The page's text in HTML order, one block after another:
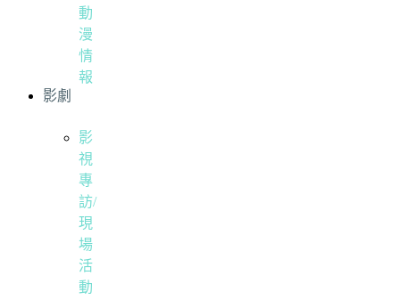
動
漫
情
報
影劇
影
視
專
訪/
現
場
活
動